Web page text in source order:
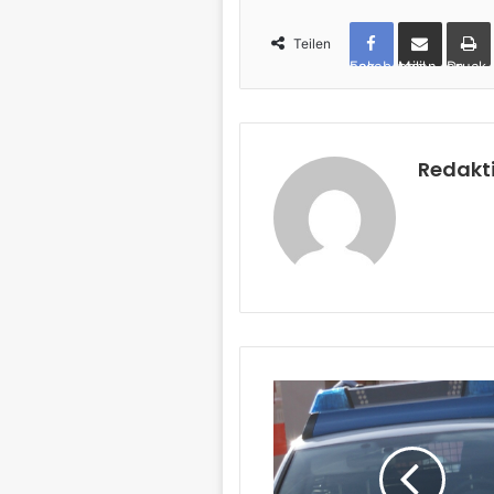
Teilen
Facebook per Mail teilen Drucken